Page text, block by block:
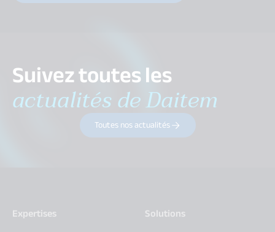
Suivez toutes les
actualités de Daitem
Toutes nos actualités
Expertises
Solutions